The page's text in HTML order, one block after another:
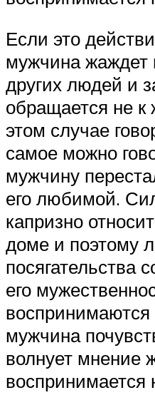
Если это
мужчина жаждет
других людей и
обращается не
этом случае
самое можно
мужчину
его любимой.
капризно
доме и поэтому
посягательства
его
мужчина
волнует мнение
воспринимается